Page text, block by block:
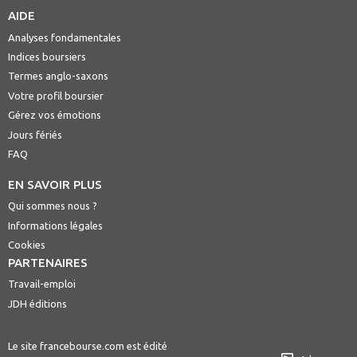
AIDE
Analyses fondamentales
Indices boursiers
Termes anglo-saxons
Votre profil boursier
Gérez vos émotions
Jours fériés
FAQ
EN SAVOIR PLUS
Qui sommes nous ?
Informations légales
Cookies
PARTENAIRES
Travail-emploi
JDH éditions
Le site francebourse.com est édité